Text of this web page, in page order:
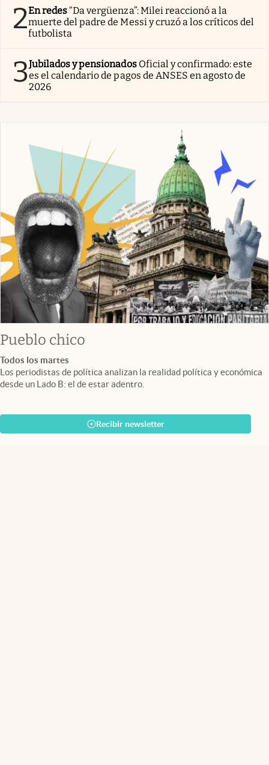
2En redes“Da vergüenza”: Milei reaccionó a la
muerte del padre de Messi y cruzó a los críticos del
futbolista
3Jubilados y pensionados Oficial y confirmado: este
es el calendario de pagos de ANSES en agosto de
2026
Pueblo chico
Todos los martes
Los periodistas de política analizan la realidad política y económica
desde un Lado B: el de estar adentro.
Recibir newsletter